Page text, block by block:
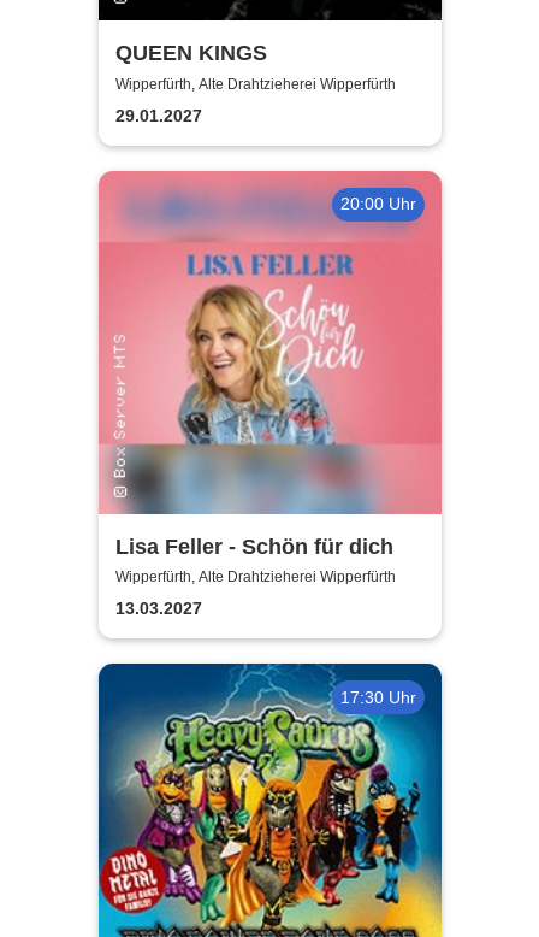
QUEEN KINGS
Wipperfürth, Alte Drahtzieherei Wipperfürth
29.01.2027
20:00 Uhr
Lisa Feller - Schön für dich
Wipperfürth, Alte Drahtzieherei Wipperfürth
13.03.2027
17:30 Uhr